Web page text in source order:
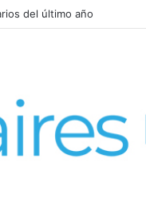
del último año